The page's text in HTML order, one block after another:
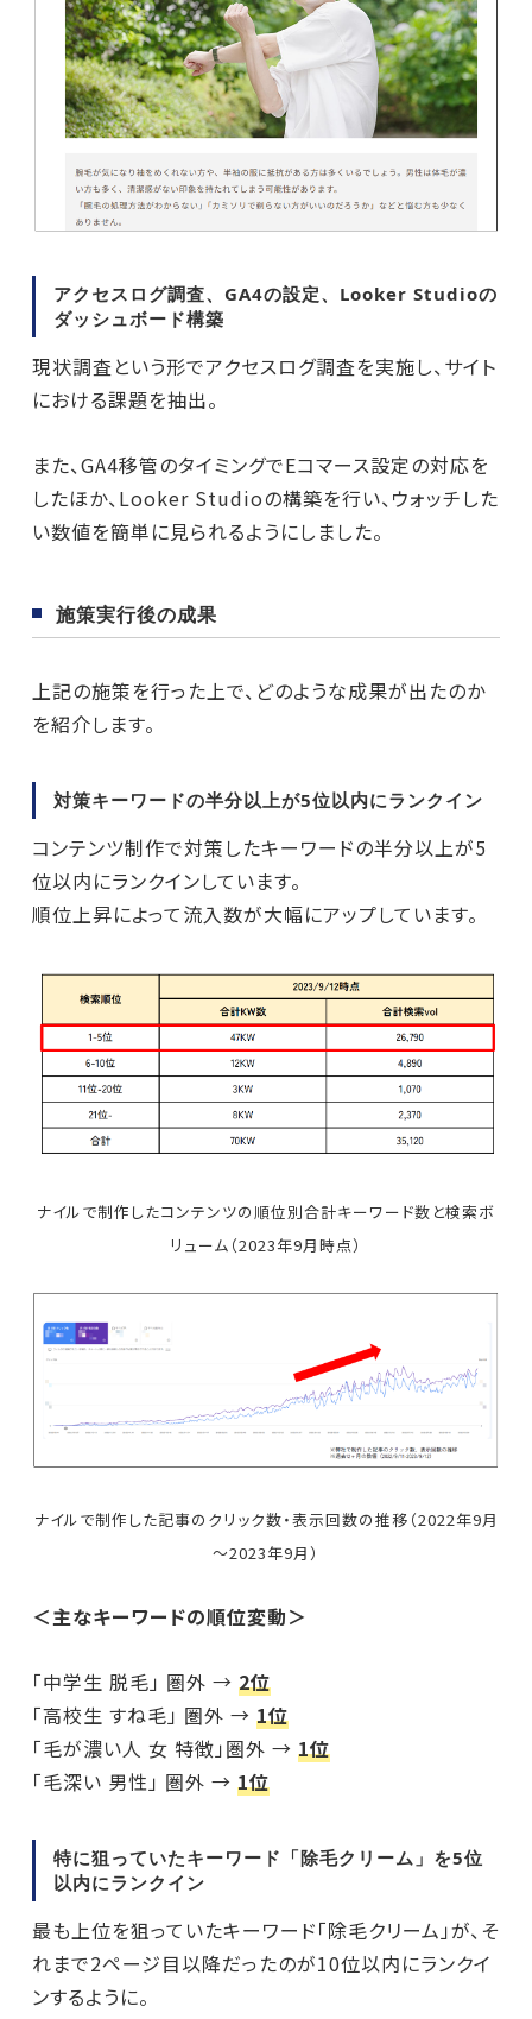
アクセスログ調査、GA4の設定、Looker Studioの
ダッシュボード構築
現状調査という形でアクセスログ調査を実施し、サイト
における課題を抽出。
また、GA4移管のタイミングでEコマース設定の対応を
したほか、Looker Studioの構築を行い、ウォッチした
い数値を簡単に見られるようにしました。
施策実行後の成果
上記の施策を行った上で、どのような成果が出たのか
を紹介します。
対策キーワードの半分以上が5位以内にランクイン
コンテンツ制作で対策したキーワードの半分以上が5
位以内にランクインしています。
順位上昇によって流入数が大幅にアップしています。
ナイルで制作したコンテンツの順位別合計キーワード数と検索ボ
リューム（2023年9月時点）
ナイルで制作した記事のクリック数・表示回数の推移（2022年9月
～2023年9月）
＜主なキーワードの順位変動＞
「中学生 脱毛」 圏外 → 2位
「高校生 すね毛」 圏外 → 1位
「毛が濃い人 女 特徴」圏外 → 1位
「毛深い 男性」 圏外 → 1位
特に狙っていたキーワード「除毛クリーム」を5位
以内にランクイン
最も上位を狙っていたキーワード「除毛クリーム」が、そ
れまで2ページ目以降だったのが10位以内にランクイ
ンするように。